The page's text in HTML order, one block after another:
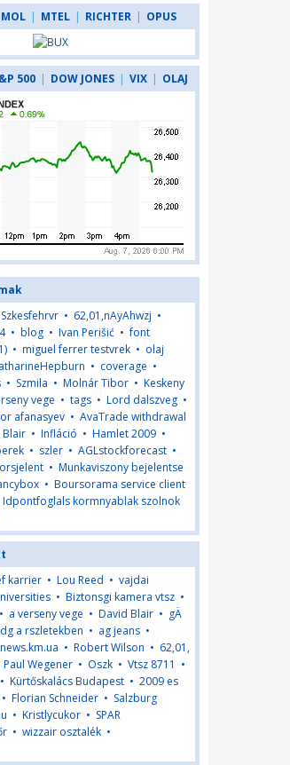
MOL | MTEL | RICHTER | OPUS
500 | DOW JONES | VIX | OLAJ
• 62,01,nAyAhwzj •
• blog • Ivan Perišić •font
• miguel ferrer testvrek • olaj
• coverage •
• Szmila • Molnár Tibor • Keskeny
vege • tags • Lord dalszveg •
afanasyev • AvaTrade withdrawal
Blair • Infláció • Hamlet 2009 •
• szler • AGLstockforecast •
• Munkaviszony bejelentse
• Boursorama service client
Idpontfoglals kormnyablak szolnok
karrier • Lou Reed • vajdai
• Biztonsgi kamera vtsz •
• a verseny vege • David Blair • gÄ
a rszletekben • ag jeans •
• Robert Wilson • 62,01,
Paul Wegener • Oszk • Vtsz 8711 •
• Kürtőskalács Budapest • 2009 es
• Florian Schneider • Salzburg
• Kristlycukor • SPAR
• wizzair osztalék •